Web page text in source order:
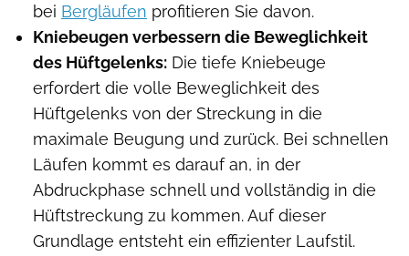
bei Bergläufen profitieren Sie davon.
Kniebeugen verbessern die Beweglichkeit
des Hüftgelenks: Die tiefe Kniebeuge
erfordert die volle Beweglichkeit des
Hüftgelenks von der Streckung in die
maximale Beugung und zurück. Bei schnellen
Läufen kommt es darauf an, in der
Abdruckphase schnell und vollständig in die
Hüftstreckung zu kommen. Auf dieser
Grundlage entsteht ein effizienter Laufstil.